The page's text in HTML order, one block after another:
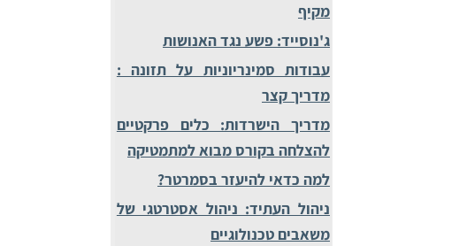
מקיף
ג'נוסייד: פשע נגד האנושות
עבודות סמינריוניות על תזונה :
מדריך קצר
מדריך הישרדות: כלים פרקטיים
להצלחה בקורס מבוא למתמטיקה
למה כדאי להיעזר בסמרטר?
ניהול העתיד: ניהול אסטרטגי של
משאבים טכנולוגיים